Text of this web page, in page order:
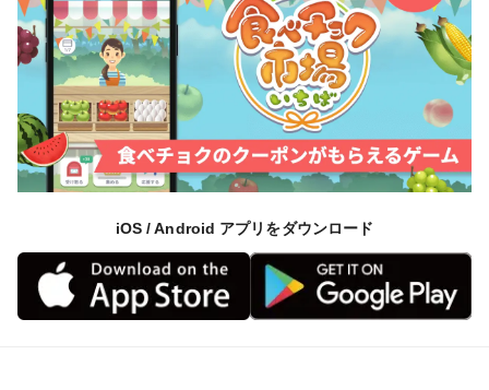
iOS / Android アプリをダウンロード